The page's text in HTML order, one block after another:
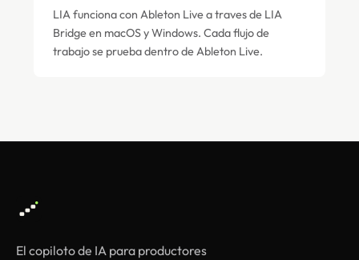
LIA funciona con Ableton Live a traves de LIA
Bridge en macOS y Windows. Cada flujo de
trabajo se prueba dentro de Ableton Live.
El copiloto de IA para productores